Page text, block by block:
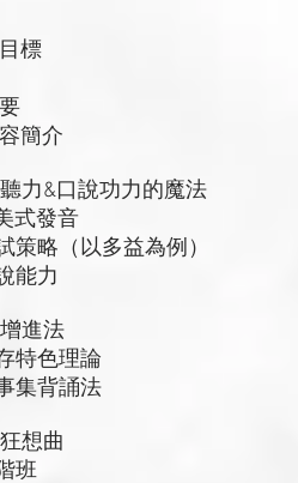
標
簡介
力&口說功力的魔法
式發音
略（以多益為例）
能力
進法
色理論
背誦法
想曲
班